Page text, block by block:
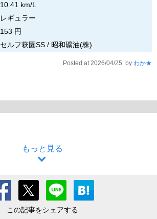
10.41 km/L
レギュラー
153 円
セルフ萩園SS / 昭和礦油(株)
Posted at 2026/04/25 by わか★
もっと見る
この記事をシェアする